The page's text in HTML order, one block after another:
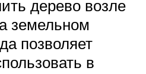
дерево возле
земельном
позволяет
в